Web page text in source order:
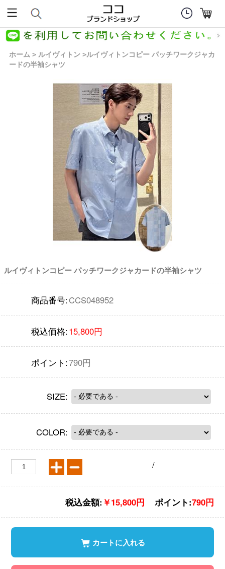
ホーム > ルイヴィトン >ルイヴィトンコピー パッチワークジャカ
ードの半袖シャツ
ルイヴィトンコピー パッチワークジャカードの半袖シャツ
商品番号:CCS048952
税込価格:15,800円
ポイント:790円
SIZE:
COLOR:
/
税込金額: ￥15,800円 ポイント:790円
カートに入れる